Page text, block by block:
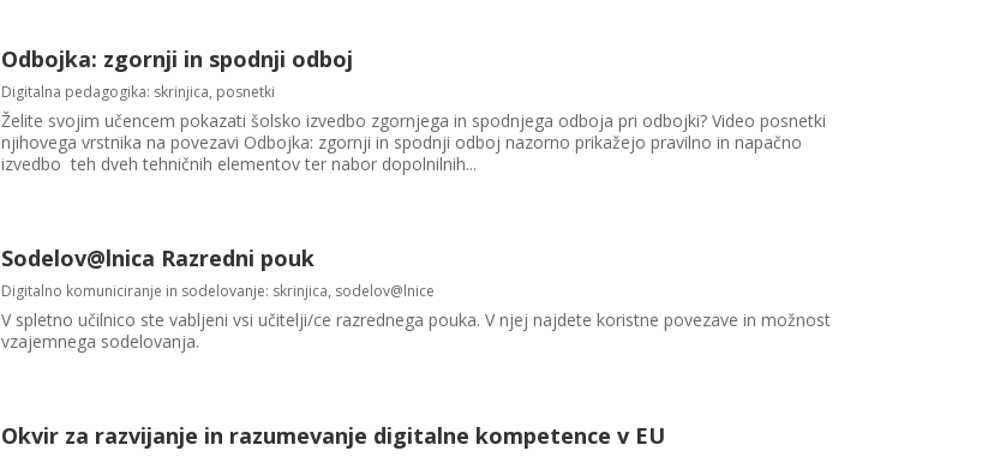
Odbojka: zgornji in spodnji odboj
Digitalna pedagogika: skrinjica, posnetki
Želite svojim učencem pokazati šolsko izvedbo zgornjega in spodnjega odboja pri odbojki? Video posnetki
njihovega vrstnika na povezavi Odbojka: zgornji in spodnji odboj nazorno prikažejo pravilno in napačno
izvedbo teh dveh tehničnih elementov ter nabor dopolnilnih...
Sodelov@lnica Razredni pouk
Digitalno komuniciranje in sodelovanje: skrinjica, sodelov@lnice
V spletno učilnico ste vabljeni vsi učitelji/ce razrednega pouka. V njej najdete koristne povezave in možnost
vzajemnega sodelovanja.
Okvir za razvijanje in razumevanje digitalne kompetence v EU